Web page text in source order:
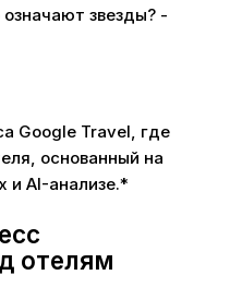
Google Travel, где
основанный на
и AI-анализе.*
отелям